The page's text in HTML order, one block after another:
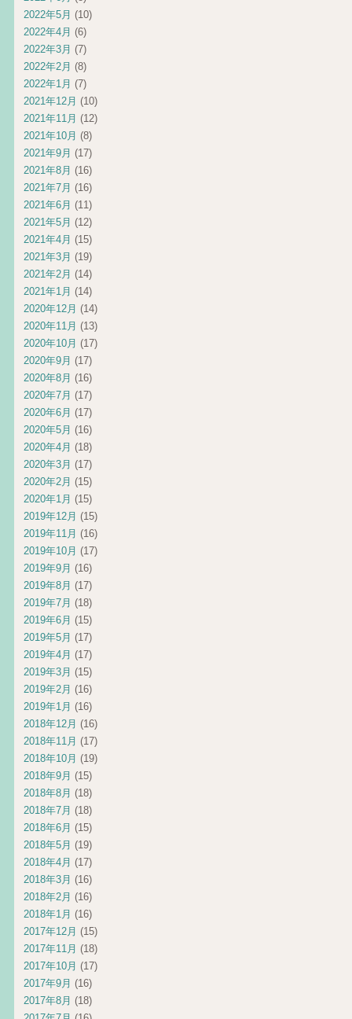
2022年5月 (10)
2022年4月 (6)
2022年3月 (7)
2022年2月 (8)
2022年1月 (7)
2021年12月 (10)
2021年11月 (12)
2021年10月 (8)
2021年9月 (17)
2021年8月 (16)
2021年7月 (16)
2021年6月 (11)
2021年5月 (12)
2021年4月 (15)
2021年3月 (19)
2021年2月 (14)
2021年1月 (14)
2020年12月 (14)
2020年11月 (13)
2020年10月 (17)
2020年9月 (17)
2020年8月 (16)
2020年7月 (17)
2020年6月 (17)
2020年5月 (16)
2020年4月 (18)
2020年3月 (17)
2020年2月 (15)
2020年1月 (15)
2019年12月 (15)
2019年11月 (16)
2019年10月 (17)
2019年9月 (16)
2019年8月 (17)
2019年7月 (18)
2019年6月 (15)
2019年5月 (17)
2019年4月 (17)
2019年3月 (15)
2019年2月 (16)
2019年1月 (16)
2018年12月 (16)
2018年11月 (17)
2018年10月 (19)
2018年9月 (15)
2018年8月 (18)
2018年7月 (18)
2018年6月 (15)
2018年5月 (19)
2018年4月 (17)
2018年3月 (16)
2018年2月 (16)
2018年1月 (16)
2017年12月 (15)
2017年11月 (18)
2017年10月 (17)
2017年9月 (16)
2017年8月 (18)